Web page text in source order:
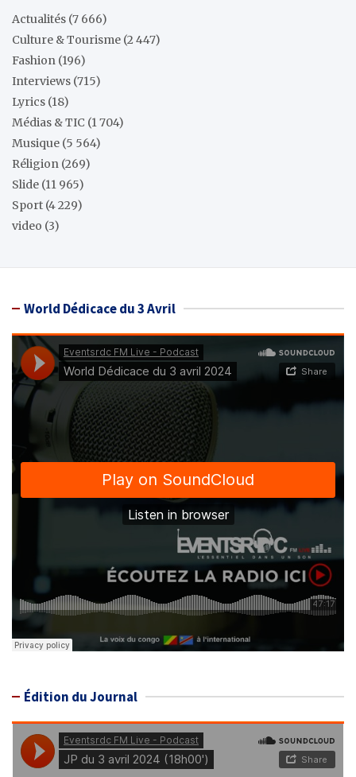
Actualités (7 666)
Culture & Tourisme (2 447)
Fashion (196)
Interviews (715)
Lyrics (18)
Médias & TIC (1 704)
Musique (5 564)
Réligion (269)
Slide (11 965)
Sport (4 229)
video (3)
World Dédicace du 3 Avril
Édition du Journal